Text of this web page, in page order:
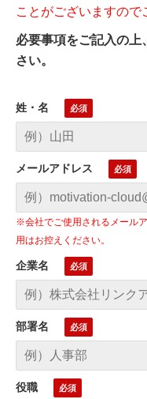
ことがございますので
必要事項をご記入の上
さい。
姓・名
メールアドレス
※会社でご使用されるメール
用はお控えください。
企業名
部署名
役職